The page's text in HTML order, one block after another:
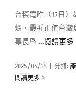
台積電昨（17日）
爐，最近正值台灣
事長暨 ...閱讀更多
2025/04/18 分類:
閱讀更多